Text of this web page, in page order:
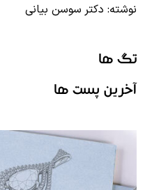
نوشته: دکتر سوسن بیانی
تگ ها
آخرین پست ها